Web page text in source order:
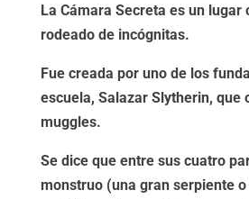
La Cámara Secreta es un lugar
rodeado de incógnitas.
Fue creada por uno de los
escuela, Salazar Slytherin, que
muggles.
Se dice que entre sus cuatro
monstruo (una gran serpiente